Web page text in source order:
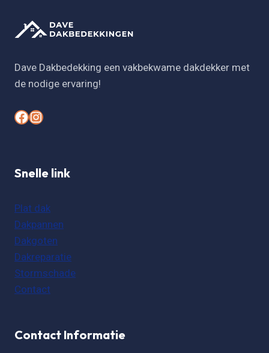
Dave Dakbedekking een vakbekwame dakdekker met
de nodige ervaring!
# #
Snelle link
Plat dak
Dakpannen
Dakgoten
Dakreparatie
Stormschade
Contact
Contact Informatie